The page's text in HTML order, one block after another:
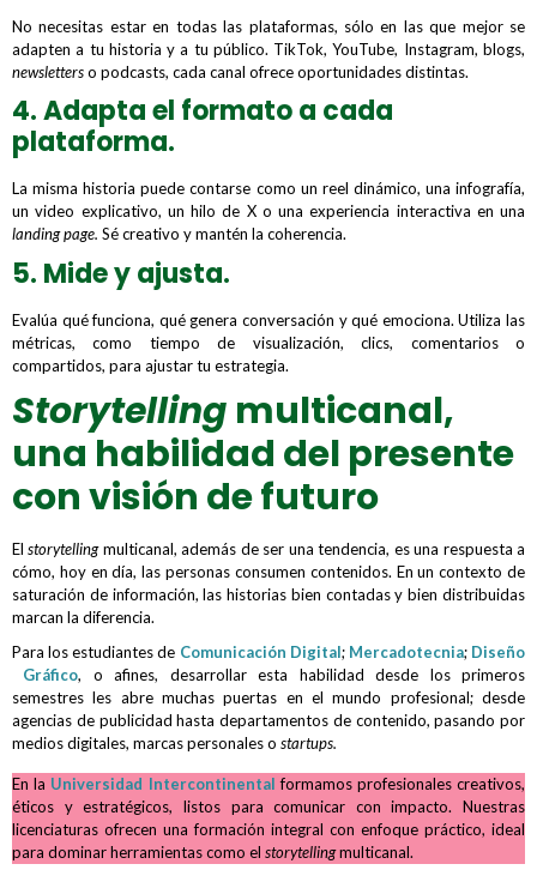
No necesitas estar en todas las plataformas, sólo en las que mejor se
adapten a tu historia y a tu público. TikTok, YouTube, Instagram, blogs,
newsletterso podcasts, cada canal ofrece oportunidades distintas.
4. Adapta el formato a cada
plataforma.
La misma historia puede contarse como un reel dinámico, una infografía,
un video explicativo, un hilo de X o una experiencia interactiva en una
landing page. Sé creativo y mantén la coherencia.
5. Mide y ajusta.
Evalúa qué funciona, qué genera conversación y qué emociona. Utiliza las
métricas, como tiempo de visualización, clics, comentarios o
compartidos, para ajustar tu estrategia.
Storytelling multicanal,
una habilidad del presente
con visión de futuro
Elstorytellingmulticanal, además de ser una tendencia, es una respuesta a
cómo, hoy en día, las personas consumen contenidos. En un contexto de
saturación de información, las historias bien contadas y bien distribuidas
marcan la diferencia.
Para los estudiantes de Comunicación Digital; Mercadotecnia; Diseño
Gráfico, o afines, desarrollar esta habilidad desde los primeros
semestres les abre muchas puertas en el mundo profesional; desde
agencias de publicidad hasta departamentos de contenido, pasando por
medios digitales, marcas personales o startups.
En la Universidad Intercontinental formamos profesionales creativos,
éticos y estratégicos, listos para comunicar con impacto. Nuestras
licenciaturas ofrecen una formación integral con enfoque práctico, ideal
para dominar herramientas como el storytellingmulticanal.